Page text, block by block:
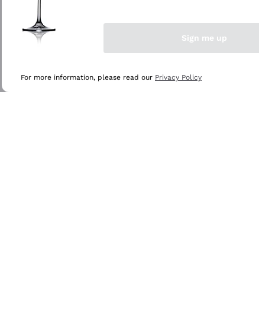
Sign me up
For more information, please read our Privacy Policy